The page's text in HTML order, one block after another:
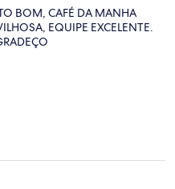
BOM, CAFÉ DA MANHA
EQUIPE EXCELENTE.